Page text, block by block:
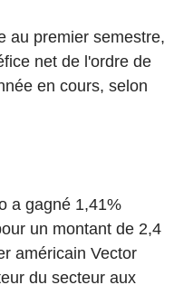
au premier semestre,
net de l'ordre de
en cours, selon
a gagné 1,41%
un montant de 2,4
américain Vector
du secteur aux